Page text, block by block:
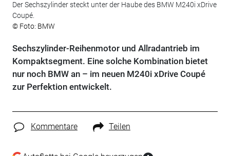
Der Sechszylinder steckt unter der Haube des BMW M240i xDrive
Coupé.
© Foto: BMW
Sechszylinder-Reihenmotor und Allradantrieb im
Kompaktsegment. Eine solche Kombination bietet
nur noch BMW an – im neuen M240i xDrive Coupé
zur Perfektion entwickelt.
Kommentare Teilen